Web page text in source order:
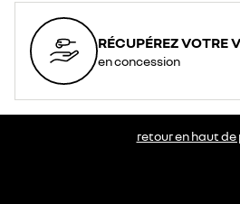
RÉCUPÉREZ VOTRE
en concession
retour en haut de